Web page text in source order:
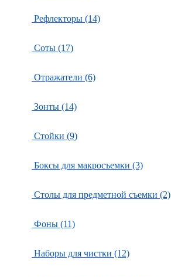
Рефлекторы (14)
Соты (17)
Отражатели (6)
Зонты (14)
Стойки (9)
Боксы для макросъемки (3)
Столы для предметной съемки (2)
Фоны (11)
Наборы для чистки (12)